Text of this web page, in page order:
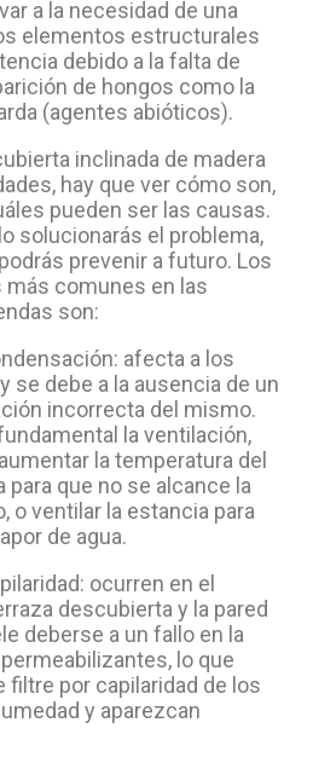
a la necesidad de una
elementos estructurales
debido a la falta de
de hongos como la
(agentes abióticos).
inclinada de madera
hay que ver cómo son,
pueden ser las causas.
solucionarás el problema,
prevenir a futuro. Los
comunes en las
son:
afecta a los
se debe a la ausencia de un
incorrecta del mismo.
la ventilación,
la temperatura del
para que no se alcance la
o ventilar la estancia para
de agua.
ocurren en el
descubierta y la pared
deberse a un fallo en la
lo que
filtre por capilaridad de los
y aparezcan